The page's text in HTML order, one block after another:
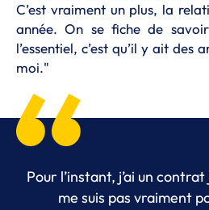
C’est vraiment un plus, la
année. On se fiche de
l’essentiel, c’est qu’il y ait des
moi."
Pour l’instant, j’ai un contrat
me suis pas vraiment